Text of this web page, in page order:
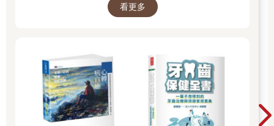
2. 主動靜態拉伸：自己主動緩慢拉伸肌肉或筋腱，同樣維持10～
3. 本體感覺神經肌肉促拉伸（PNF）：先進行肌肉的等長收縮，
再做靜態拉伸，也就是肌肉收縮與放鬆的動作。
看更多